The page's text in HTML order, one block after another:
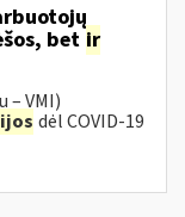
bet ir
– VMI)
dėl COVID-19